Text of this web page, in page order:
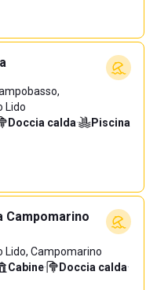
Lido
Doccia calda·
Piscina
Campomarino
Lido, Campomarino
Cabine· Doccia calda·